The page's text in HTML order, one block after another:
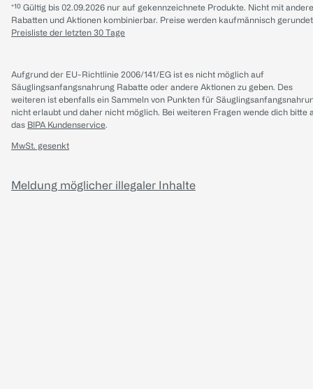
*¹⁰ Gültig bis 02.09.2026 nur auf gekennzeichnete Produkte. Nicht mit
Rabatten und Aktionen kombinierbar. Preise werden kaufmännisch
Preisliste der letzten 30 Tage
Aufgrund der EU-Richtlinie 2006/141/EG ist es nicht möglich auf
Säuglingsanfangsnahrung Rabatte oder andere Aktionen zu geben. Des
weiteren ist ebenfalls ein Sammeln von Punkten für
nicht erlaubt und daher nicht möglich. Bei weiteren Fragen wende dich bitte
das BIPA Kundenservice.
MwSt. gesenkt
Meldung möglicher illegaler Inhalte